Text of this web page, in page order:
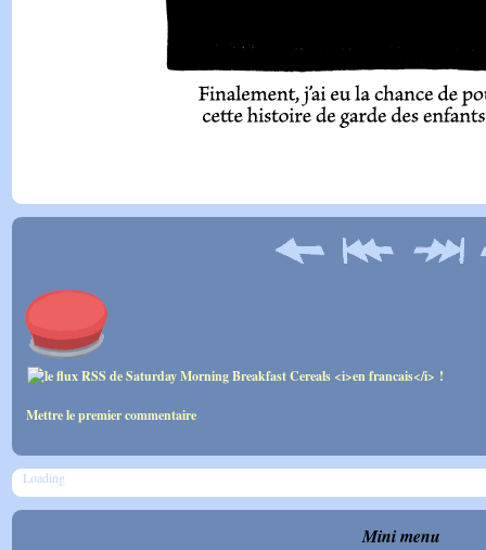
Mettre le premier commentaire
Loading
Mini menu